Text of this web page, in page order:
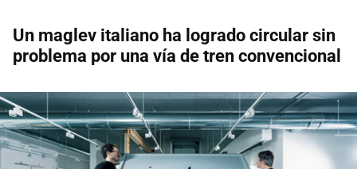
Un maglev italiano ha logrado circular sin
problema por una vía de tren convencional